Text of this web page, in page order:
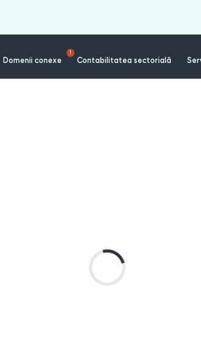
Domenii conexe
1
Contabilitatea sectorială